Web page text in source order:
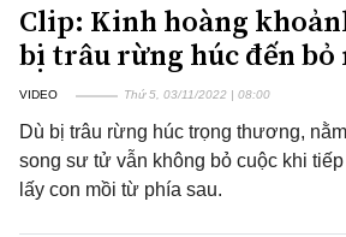
Clip: Kinh hoàng
bị trâu rừng húc đến bỏ
VIDEO Thứ 5, 03/11/2022 | 08:00
Dù bị trâu rừng húc trọng thương,
song sư tử vẫn không bỏ cuộc khi
lấy con mồi từ phía sau.